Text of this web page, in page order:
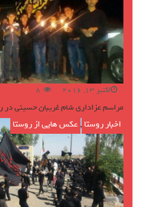
اکتبر 13, 2016 8
مراسم عزاداری شام غریبان حسینی در
اخبار روستا ,عکس هایی از روستا